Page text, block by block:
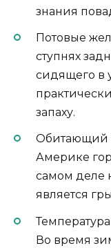
знания
Потовые
ступнях
сидящего в
запаху.
Обитающий
Америке
самом деле
является
Во время